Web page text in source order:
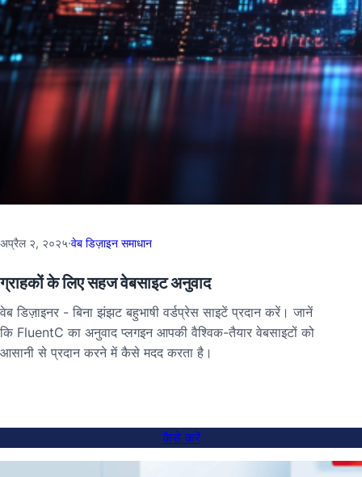
अप्रैल २, २०२५·वेब डिज़ाइन समाधान
ग्राहकों के लिए सहज वेबसाइट अनुवाद
वेब डिज़ाइनर - बिना झंझट बहुभाषी वर्डप्रेस साइटें प्रदान करें। जानें
कि FluentC का अनुवाद प्लगइन आपकी वैश्विक-तैयार वेबसाइटों को
आसानी से प्रदान करने में कैसे मदद करता है।
कैसे करें